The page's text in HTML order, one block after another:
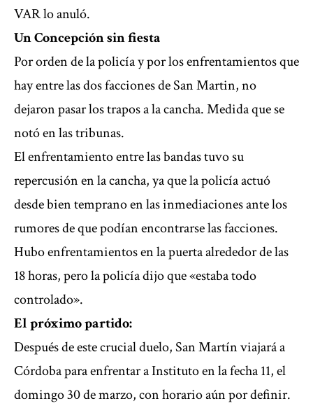
VAR lo anuló.
Un Concepción sin fiesta
Por orden de la policía y por los enfrentamientos que
hay entre las dos facciones de San Martin, no
dejaron pasar los trapos a la cancha. Medida que se
notó en las tribunas.
El enfrentamiento entre las bandas tuvo su
repercusión en la cancha, ya que la policía actuó
desde bien temprano en las inmediaciones ante los
rumores de que podían encontrarse las facciones.
Hubo enfrentamientos en la puerta alrededor de las
18 horas, pero la policía dijo que «estaba todo
controlado».
El próximo partido:
Después de este crucial duelo, San Martín viajará a
Córdoba para enfrentar a Instituto en la fecha 11, el
domingo 30 de marzo, con horario aún por definir.